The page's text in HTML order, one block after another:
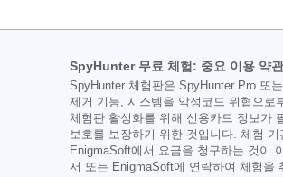
SpyHunter 무료 체험: 중요 이용 약관
SpyHunter 체험판은 SpyHunter Pro 또
제거 기능, 시스템을 악성코드 위협으로
체험판 활성화를 위해 신용카드 정보가
보호를 보장하기 위한 것입니다. 체험
EnigmaSoft에서 요금을 청구하는 것이
서 또는 EnigmaSoft에 연락하여 체험을